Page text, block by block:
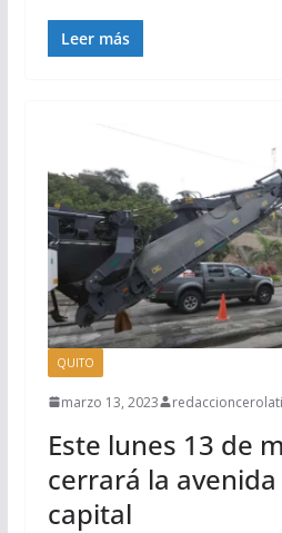
Leer más
QUITO
marzo 13, 2023
Este lunes 13 de
cerrará la
capital